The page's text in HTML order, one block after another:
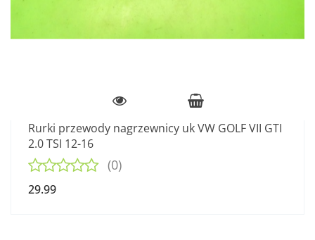
Rurki przewody nagrzewnicy uk VW GOLF VII GTI
2.0 TSI 12-16
(0)
29.99